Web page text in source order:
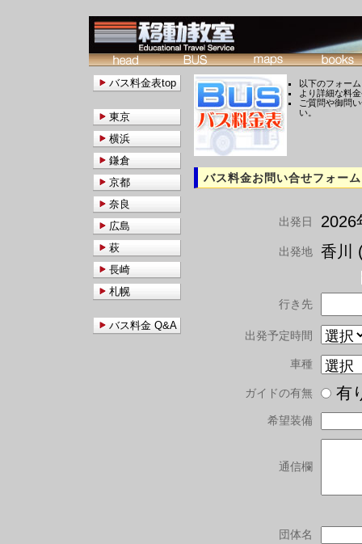
以下のフォー
より詳細な料
ご質問や御問
い。
バス料金お問い合せフォーム
出発日 2026
出発地 香川
行き先
出発予定時間
車種
ガイドの有無
希望装備
通信欄
団体名
バス料金表top
東京
横浜
鎌倉
京都
奈良
広島
萩
長崎
札幌
バス料金 Q&A